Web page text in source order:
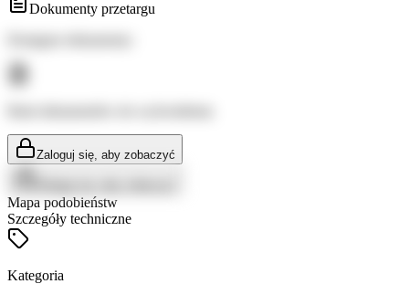
Dokumenty przetargu
Zaloguj się, aby zobaczyć
Mapa podobieństw
Szczegóły techniczne
Kategoria